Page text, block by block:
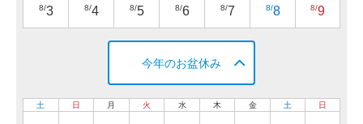
8/3 8/4 8/5 8/6 8/7 8/8 8/9
今年のお盆休み
土 日 月 火 水 木 金 土 日